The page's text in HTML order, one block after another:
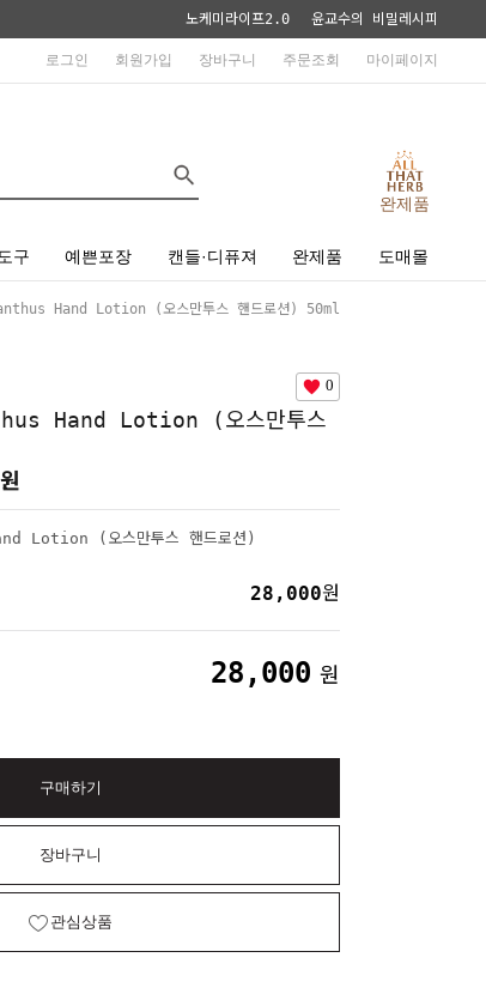
노케미라이프2.0 윤교수의 비밀레시피
로그인 회원가입 장바구니 주문조회 마이페이지
완제품
구 예쁜포장 캔들·디퓨져 완제품 도매몰
Hand Lotion (오스만투스 핸드로션) 50ml
0
Hand Lotion (오스만투스
원
Lotion (오스만투스 핸드로션)
28,000원
28,000 원
구매하기
장바구니
관심상품